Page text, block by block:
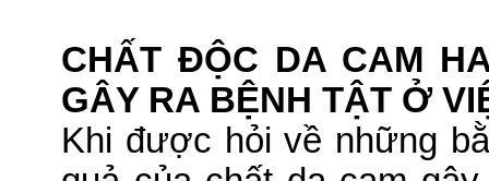
CHẤT ÐỘC DA CAM
GÂY RA BỆNH TẬT Ở
Khi được hỏi về những